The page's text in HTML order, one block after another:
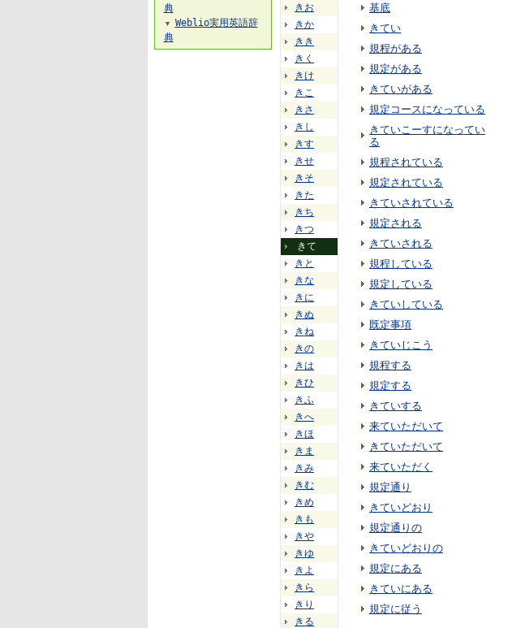
きお
きか
きき
きく
きけ
きこ
きさ
きし
きす
きせ
きそ
きた
きち
きつ
きて
きと
きな
きに
きぬ
きね
きの
きは
きひ
きふ
きへ
きほ
きま
きみ
きむ
きめ
きも
きや
きゆ
きよ
きら
きり
きる
基底
きてい
規程がある
規定がある
きていがある
規定コースになっている
きていこーすになってい
る
規程されている
規定されている
きていされている
規定される
きていされる
規程している
規定している
きていしている
既定事項
きていじこう
規程する
規定する
きていする
来ていただいて
きていただいて
来ていただく
規定通り
きていどおり
規定通りの
きていどおりの
規定にある
きていにある
規定に従う
典
▼
Weblio実用英語辞
典